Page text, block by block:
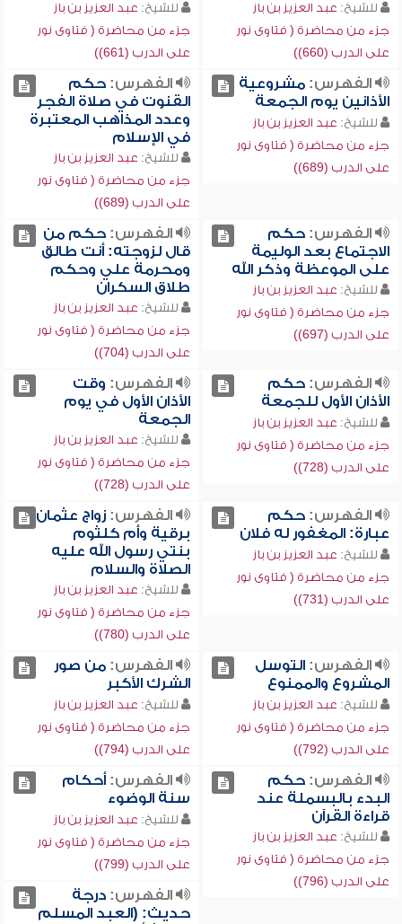
للشيخ: عبد العزيز بن باز
جزء من محاضرة ( فتاوى نور
على الدرب (660))
للشيخ: عبد العزيز بن باز
جزء من محاضرة ( فتاوى نور
على الدرب (661))
الفهرس:مشروعية
الأذانين يوم الجمعة
للشيخ: عبد العزيز بن باز
جزء من محاضرة ( فتاوى نور
على الدرب (689))
الفهرس:حكم
القنوت في صلاة الفجر
وعدد المذاهب المعتبرة
في الإسلام
للشيخ: عبد العزيز بن باز
جزء من محاضرة ( فتاوى نور
على الدرب (689))
الفهرس:حكم
الاجتماع بعد الوليمة
على الموعظة وذكر الله
للشيخ: عبد العزيز بن باز
جزء من محاضرة ( فتاوى نور
على الدرب (697))
الفهرس:حكم من
قال لزوجته: أنت طالق
ومحرمة علي وحكم
طلاق السكران
للشيخ: عبد العزيز بن باز
جزء من محاضرة ( فتاوى نور
على الدرب (704))
الفهرس:حكم
الأذان الأول للجمعة
للشيخ: عبد العزيز بن باز
جزء من محاضرة ( فتاوى نور
على الدرب (728))
الفهرس: وقت
الأذان الأول في يوم
الجمعة
للشيخ: عبد العزيز بن باز
جزء من محاضرة ( فتاوى نور
على الدرب (728))
الفهرس:حكم
عبارة: المغفور له فلان
للشيخ: عبد العزيز بن باز
جزء من محاضرة ( فتاوى نور
على الدرب (731))
الفهرس:زواج عثمان
برقية وأم كلثوم
بنتي رسول الله عليه
الصلاة والسلام
للشيخ: عبد العزيز بن باز
جزء من محاضرة ( فتاوى نور
على الدرب (780))
الفهرس:التوسل
المشروع والممنوع
للشيخ: عبد العزيز بن باز
جزء من محاضرة ( فتاوى نور
على الدرب (792))
الفهرس:من صور
الشرك الأكبر
للشيخ: عبد العزيز بن باز
جزء من محاضرة ( فتاوى نور
على الدرب (794))
الفهرس:حكم
البدء بالبسملة عند
قراءة القرآن
للشيخ: عبد العزيز بن باز
جزء من محاضرة ( فتاوى نور
على الدرب (796))
الفهرس:أحكام
سنة الوضوء
للشيخ: عبد العزيز بن باز
جزء من محاضرة ( فتاوى نور
على الدرب (799))
الفهرس:درجة
حديث: (العبد المسلم